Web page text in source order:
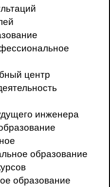
центр
инженера
образование
образование